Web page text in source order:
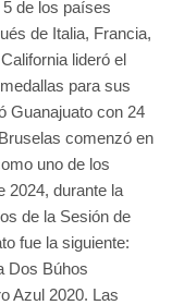
de los países
de Italia, Francia,
lideró el
para sus
Guanajuato con 24
comenzó en
uno de los
2024, durante la
de la Sesión de
fue la siguiente:
Dos Búhos
Azul 2020. Las